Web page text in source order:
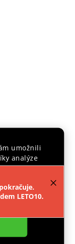
umožnili
analýze
jeho funkce,
LETO10.